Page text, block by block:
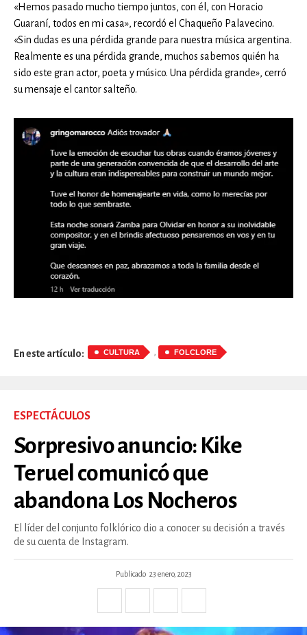
«Hemos pasado mucho tiempo juntos, con él, con Horacio
Guaraní, todos en mi casa», recordó el Chaqueño Palavecino.
«Sin dudas es una pérdida grande para nuestra música argentina.
Realmente es una pérdida grande, muchos sabemos quién ha
sido este gran actor, poeta y músico. Una pérdida grande», cerró
su mensaje el cantor salteño.
En este artículo: CULTURA , FOLCLORE
ESPECTÁCULOS
Sorpresivo anuncio: Kike
Teruel comunicó que
abandona Los Nocheros
El líder del conjunto folklórico dio a conocer su decisión a través
de su cuenta de Instagram.
Publicado 23 enero, 2023